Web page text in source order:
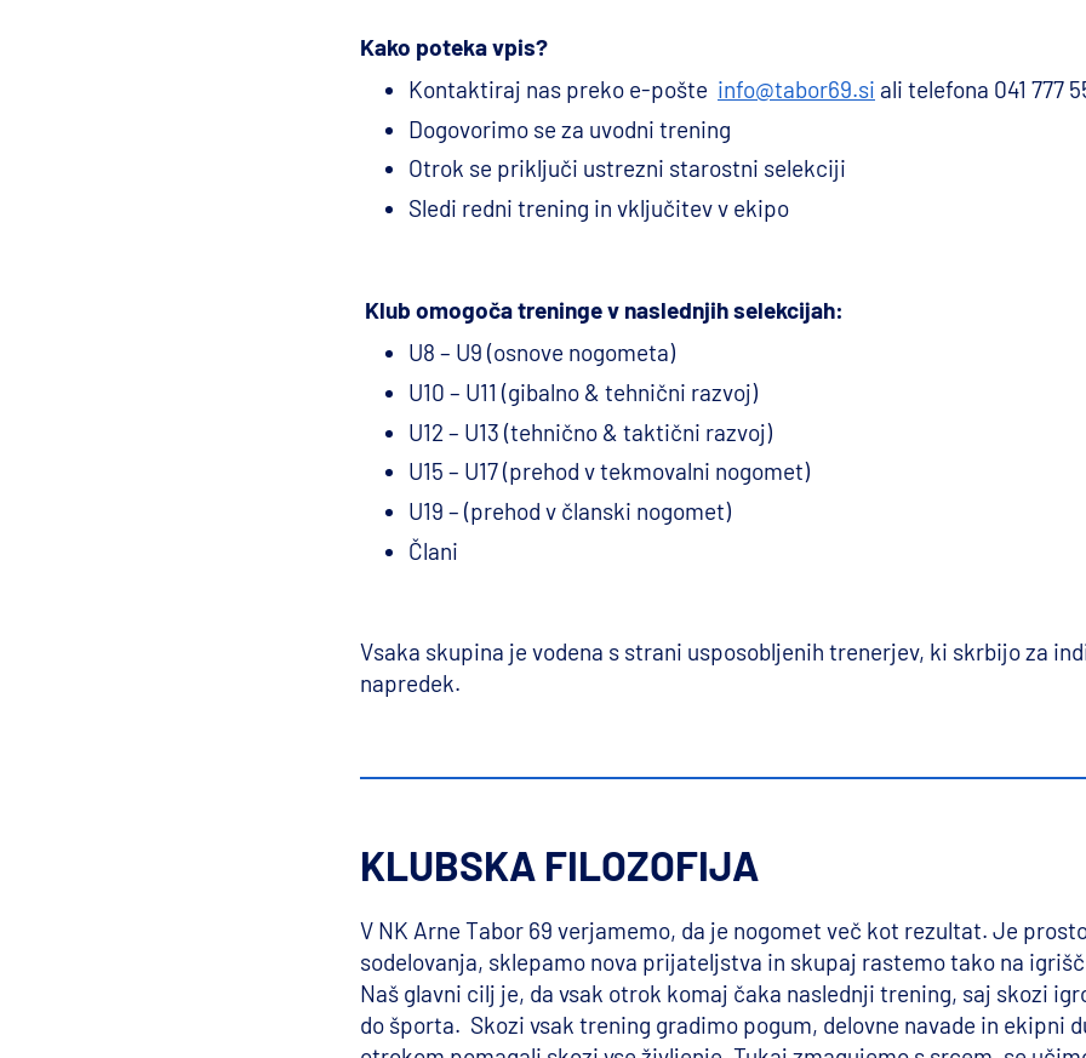
Kako poteka vpis?
Kontaktiraj nas preko e-pošte info@tabor69.si ali telefona 041 777
Dogovorimo se za uvodni trening
Otrok se priključi ustrezni starostni selekciji
Sledi redni trening in vključitev v ekipo
Klub omogoča treninge v naslednjih selekcijah:
U8 – U9 (osnove nogometa)
U10 – U11 (gibalno & tehnični razvoj)
U12 – U13 (tehnično & taktični razvoj)
U15 – U17 (prehod v tekmovalni nogomet)
U19 – (prehod v članski nogomet)
Člani
Vsaka skupina je vodena s strani usposobljenih trenerjev, ki skrbijo za
napredek.
KLUBSKA FILOZOFIJA
V NK Arne Tabor 69 verjamemo, da je nogomet več kot rezultat. Je
sodelovanja, sklepamo nova prijateljstva in skupaj rastemo tako na
Naš glavni cilj je, da vsak otrok komaj čaka naslednji trening, saj skozi
do športa. Skozi vsak trening gradimo pogum, delovne navade in ekipni